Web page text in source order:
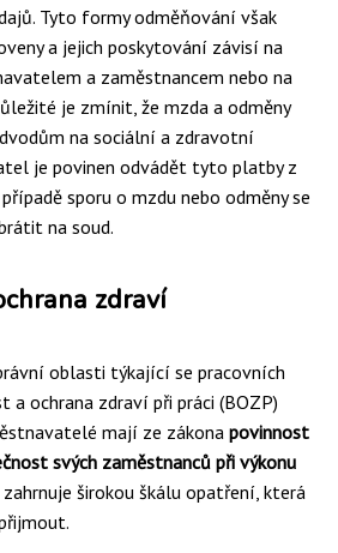
Tyto formy odměňování však
a jejich poskytování závisí na
a zaměstnancem nebo na
je zmínit, že mzda a odměny
na sociální a zdravotní
je povinen odvádět tyto platby z
sporu o mzdu nebo odměny se
na soud.
zdraví
oblasti týkající se pracovních
a ochrana zdraví při práci (BOZP)
mají ze zákona povinnost
svých zaměstnanců při výkonu
širokou škálu opatření, která